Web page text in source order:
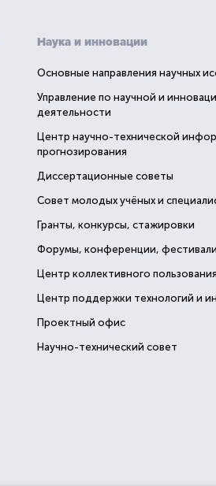
Наука и инновации
Основные направления научных
Управление по научной и
деятельности
Центр научно-технической
прогнозирования
Диссертационные советы
Совет молодых учёных и
Гранты, конкурсы, стажировки
Форумы, конференции, фестивали
Центр коллективного пользования
Центр поддержки технологий и
Проектный офис
Научно-технический совет